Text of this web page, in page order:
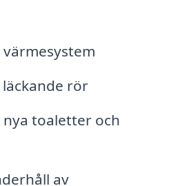
rör
toaletter och
av